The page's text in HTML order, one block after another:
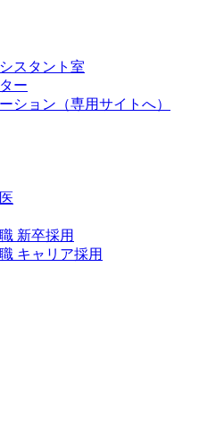
スタント室
ー
ション（専用サイトへ）
新卒採用
キャリア採用